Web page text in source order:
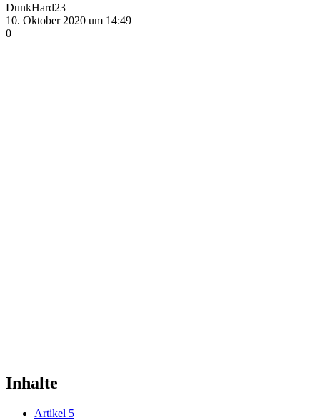
DunkHard23
10. Oktober 2020 um 14:49
0
Inhalte
Artikel 5